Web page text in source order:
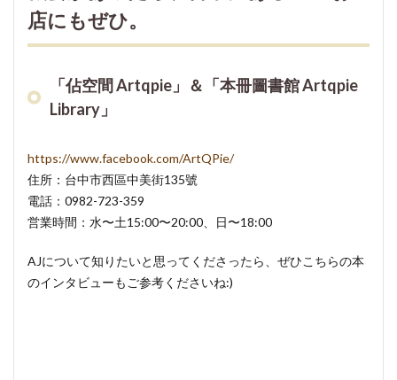
店にもぜひ。
「佔空間 Artqpie」＆「本冊圖書館 Artqpie
Library」
https://www.facebook.com/ArtQPie/
住所：台中市西區中美街135號
電話：0982-723-359
営業時間：水〜土15:00〜20:00、日〜18:00
AJについて知りたいと思ってくださったら、ぜひこちらの本
のインタビューもご参考くださいね:)